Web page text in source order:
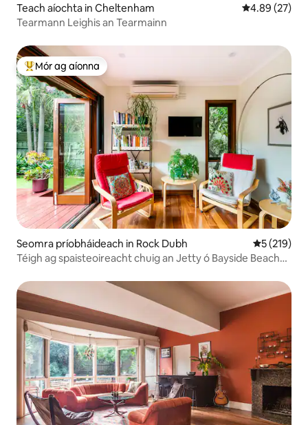
Teach aíochta in Cheltenham Meánrátáil
4.89 (27)
Tearmann Leighis an Tearmainn
An-mhór ag aíonna
Mór ag aíonna
Seomra príobháideach in Rock Dubh Meánrátáil
5 (219)
Téigh ag spaisteoireacht chuig an Jetty ó Bayside Beach